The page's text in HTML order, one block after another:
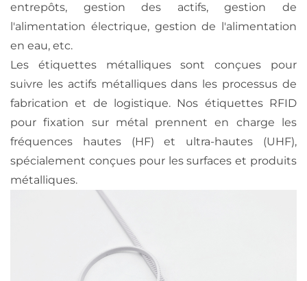
entrepôts, gestion des actifs, gestion de
l'alimentation électrique, gestion de l'alimentation
en eau, etc.
Les étiquettes métalliques sont conçues pour
suivre les actifs métalliques dans les processus de
fabrication et de logistique. Nos étiquettes RFID
pour fixation sur métal prennent en charge les
fréquences hautes (HF) et ultra-hautes (UHF),
spécialement conçues pour les surfaces et produits
métalliques.